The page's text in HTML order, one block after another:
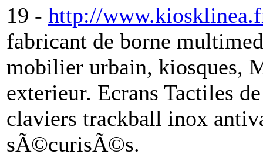
19 - http://
fabricant de borne
mobilier urbain, kiosques,
exterieur. Ecrans Tactiles
claviers trackball inox
sÃ©curisÃ©s.